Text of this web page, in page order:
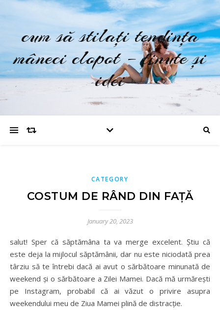
cum să stilați tendința
mâneci clopot – ținute și
idei
CATEGORY
COSTUM DE RÂND DIN FAȚĂ
January 20, 2023
salut! Sper că săptămâna ta va merge excelent. Știu că
este deja la mijlocul săptămânii, dar nu este niciodată prea
târziu să te întrebi dacă ai avut o sărbătoare minunată de
weekend și o sărbătoare a Zilei Mamei. Dacă mă urmărești
pe Instagram, probabil că ai văzut o privire asupra
weekendului meu de Ziua Mamei plină de distracție.